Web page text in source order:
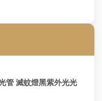
管 滅蚊燈黑紫外光光